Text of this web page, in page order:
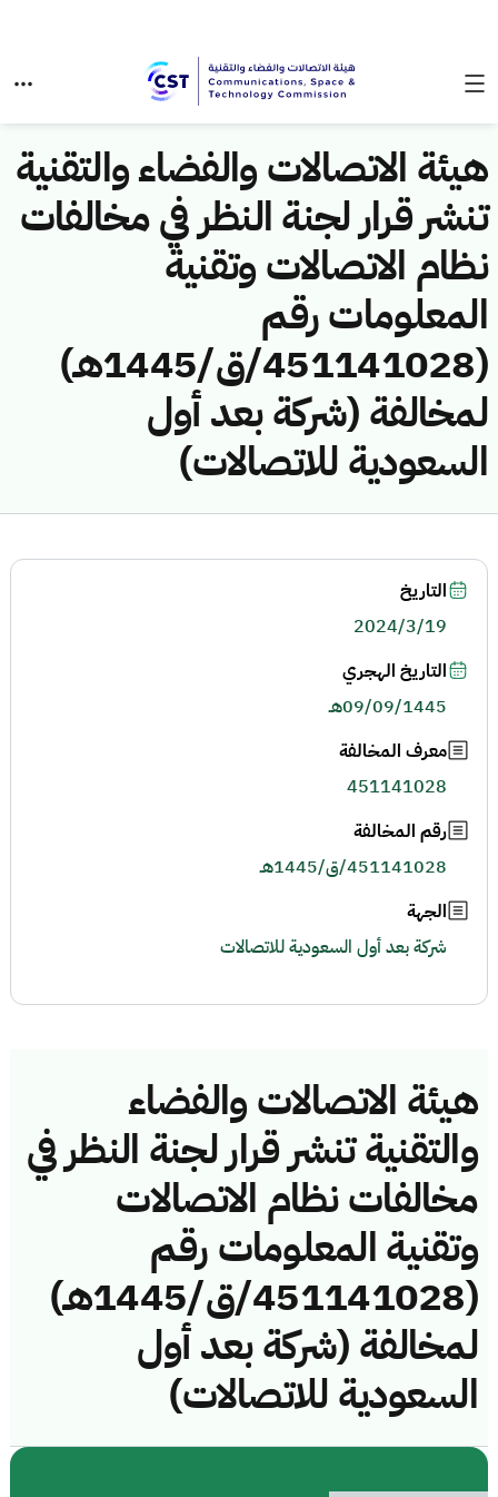
هيئة الاتصالات والفضاء والتقنية
تنشر قرار لجنة النظر في مخالفات
نظام الاتصالات وتقنية
المعلومات رقم
(451141028/ق/1445هـ)
لمخالفة (شركة بعد أول
السعودية للاتصالات)
هيئة الاتصالات والفضاء
والتقنية تنشر قرار لجنة النظر في
مخالفات نظام الاتصالات
وتقنية المعلومات رقم
(451141028/ق/1445هـ)
لمخالفة (شركة بعد أول
السعودية للاتصالات)
التاريخ
2024/3/19
التاريخ الهجري
09/09/1445هـ
معرف المخالفة
451141028
رقم المخالفة
451141028/ق/1445هـ
الجهة
شركة بعد أول السعودية للاتصالات